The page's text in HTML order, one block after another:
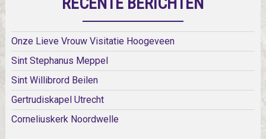
Onze Lieve Vrouw Visitatie Hoogeveen
Sint Stephanus Meppel
Sint Willibrord Beilen
Gertrudiskapel Utrecht
Corneliuskerk Noordwelle